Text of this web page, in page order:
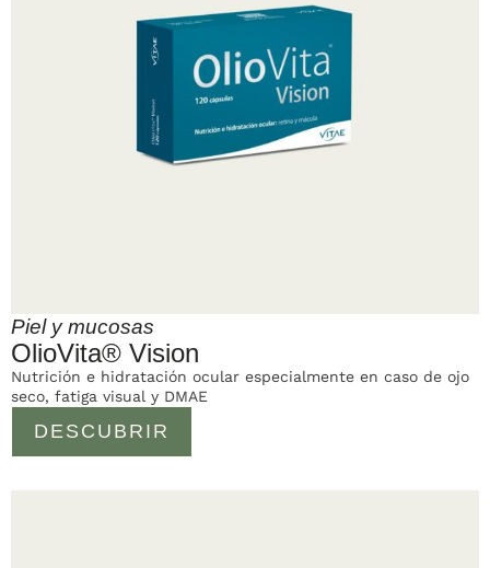
Piel y mucosas
OlioVita® Vision
DESCUBRIR
Nutrición e hidratación ocular especialmente en caso de ojo
seco, fatiga visual y DMAE